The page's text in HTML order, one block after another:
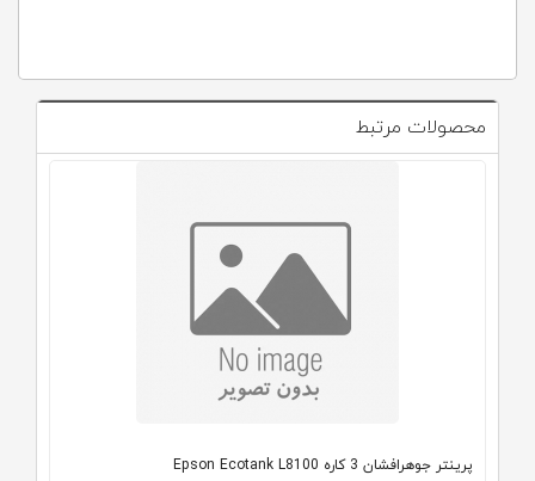
محصولات مرتبط
پرینتر جوهرافشان 3 کاره Epson Ecotank L8100